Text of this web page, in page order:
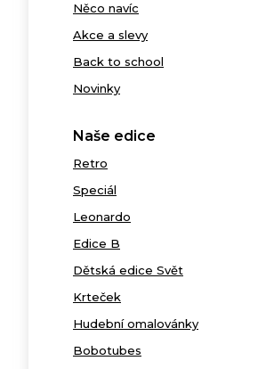
Něco navíc
Akce a slevy
Back to school
Novinky
Naše edice
Retro
Speciál
Leonardo
Edice B
Dětská edice Svět
Krteček
Hudební omalovánky
Bobotubes